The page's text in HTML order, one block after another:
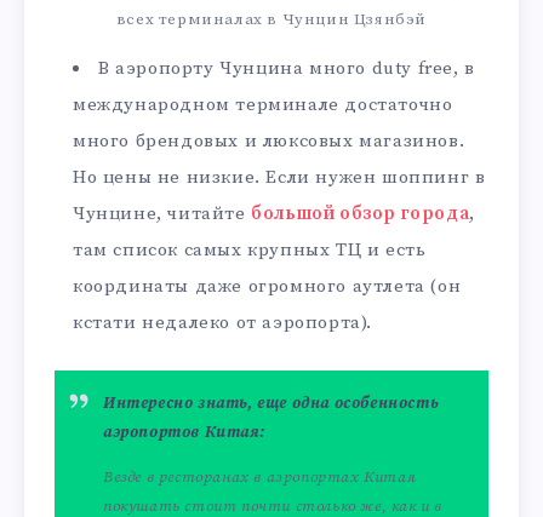
всех терминалах в Чунцин Цзянбэй
В аэропорту Чунцина много duty free, в
международном терминале достаточно
много брендовых и люксовых магазинов.
Но цены не низкие. Если нужен шоппинг в
Чунцине, читайте большой обзор города,
там список самых крупных ТЦ и есть
координаты даже огромного аутлета (он
кстати недалеко от аэропорта).
Интересно знать, еще одна особенность
аэропортов Китая:
Везде в ресторанах в аэропортах Китая
покушать стоит почти столько же, как и в